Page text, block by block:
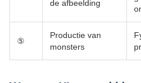
de afbeelding
⑤
Productie van
monsters